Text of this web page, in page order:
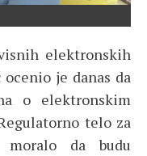
elektronskih
je danas da
o elektronskim
telo za
moralo da budu